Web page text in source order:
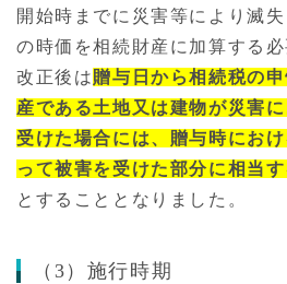
開始時までに災害等により滅
の時価を相続財産に加算する必
改正後は贈与日から相続税の
産である土地又は建物が災害
受けた場合には、贈与時にお
って被害を受けた部分に相当
とすることとなりました。
（3）施行時期